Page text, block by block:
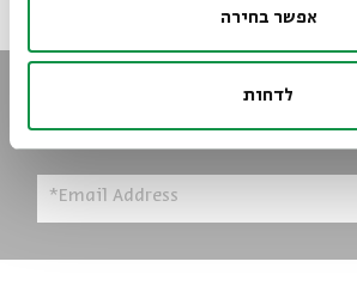
אפשר בחירה
לדחות
Always stay up to date
*Email Address